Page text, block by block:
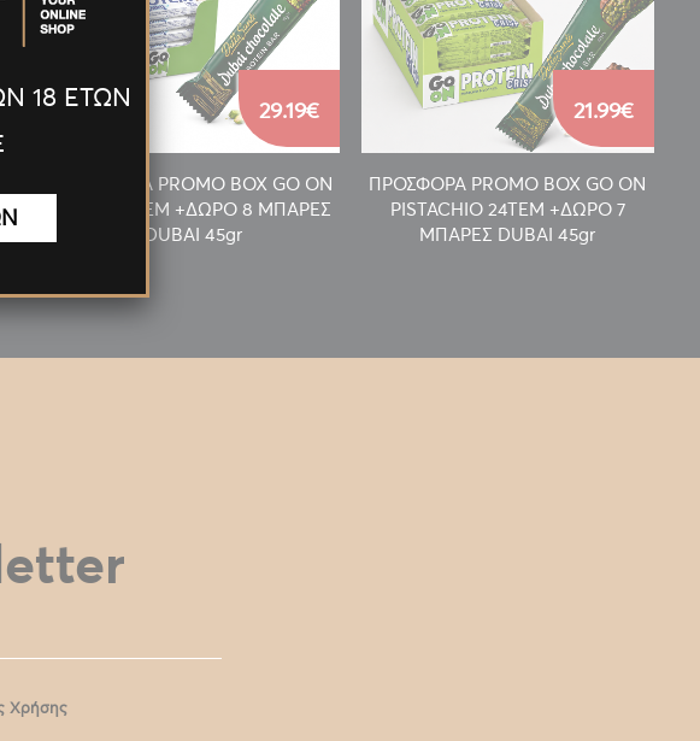
ΠΡΟΣΦΟΡΑ PROMO BOX GO ON
MILKY 24TEM +ΔΩΡΟ 8 ΜΠΑΡΕΣ
DUBAI 45gr
29.19€
ΠΡΟΣΦΟΡΑ PROMO BOX GO ON
PISTACHIO 24TEM +ΔΩΡΟ 7
ΜΠΑΡΕΣ DUBAI 45gr
21.99€
Χρήσης
18 ΕΤΩΝ